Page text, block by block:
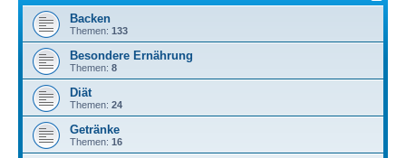
Backen
Themen: 133
Besondere Ernährung
Themen: 8
Diät
Themen: 24
Getränke
Themen: 16